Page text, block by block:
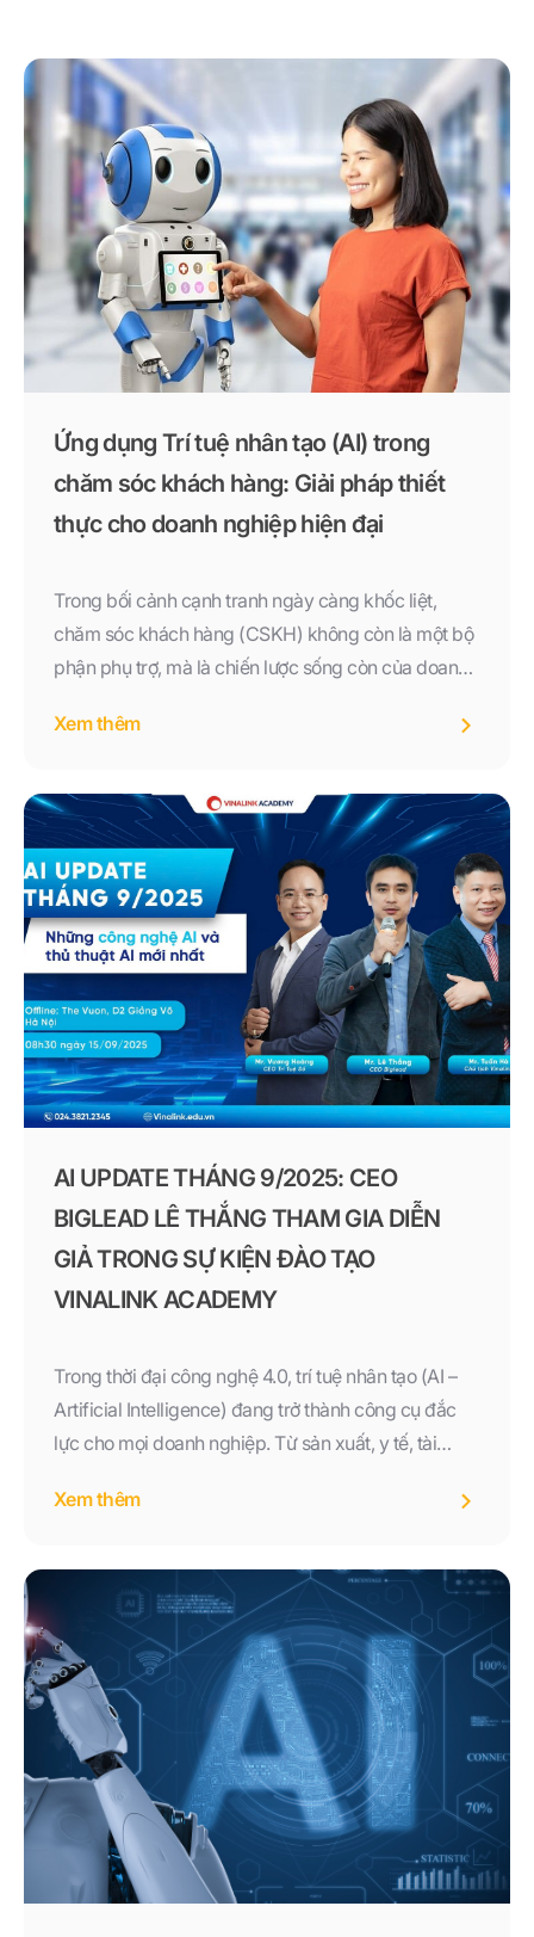
Ứng dụng Trí tuệ nhân tạo (AI) trong
chăm sóc khách hàng: Giải pháp thiết
thực cho doanh nghiệp hiện đại
Trong bối cảnh cạnh tranh ngày càng khốc liệt,
chăm sóc khách hàng (CSKH) không còn là một bộ
phận phụ trợ, mà là chiến lược sống còn của doanh
nghệ, AI trong Chăm sóc khách hàng đã không còn
góp phần cải thiện chất lượng dịch vụ, tối ưu hóa
quy trình và tạo ra trải nghiệm khách hàng vượt trội.
Xem thêm
AI UPDATE THÁNG 9/2025: CEO
BIGLEAD LÊ THẮNG THAM GIA DIỄN
GIẢ TRONG SỰ KIỆN ĐÀO TẠO
VINALINK ACADEMY
Trong thời đại công nghệ 4.0, trí tuệ nhân tạo (AI –
Artificial Intelligence) đang trở thành công cụ đắc
lực cho mọi doanh nghiệp. Từ sản xuất, y tế, tài
len lỏi và tạo ra những đột phá lớn. Năm 2025 đánh
cập nhật tri thức và học hỏi ứng dụng AI vào thực
tiễn trở thành ưu tiên hàng đầu.
Xem thêm